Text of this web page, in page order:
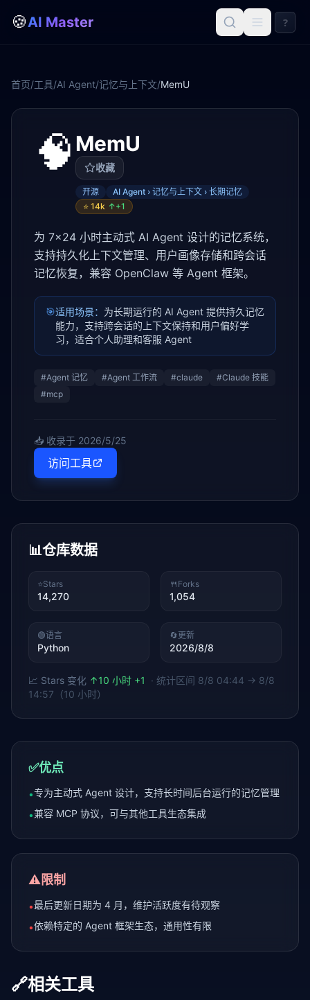
🍪AI Master ?
首页/工具/AI Agent/记忆与上下文/MemU
🧠 MemU
收藏
开源
AI Agent › 记忆与上下文 › 长期记忆
⭐ 14k ↑+1
为 7×24 小时主动式 AI Agent 设计的记忆系统，
支持持久化上下文管理、用户画像存储和跨会话
记忆恢复，兼容 OpenClaw 等 Agent 框架。
🎯适用场景： 为长期运行的 AI Agent 提供持久记忆
能力，支持跨会话的上下文保持和用户偏好学
习，适合个人助理和客服 Agent
#Agent 记忆 #Agent 工作流 #claude #Claude 技能
#mcp
📥 收录于 2026/5/25
访问工具
📊仓库数据
⭐Stars
14,270
🍴 Forks
1,054
🟢语言
Python
🔄更新
2026/8/8
📈 Stars 变化 ↑10 小时 +1 · 统计区间 8/8 04:44 → 8/8
14:57（10 小时）
✅优点
•专为主动式 Agent 设计，支持长时间后台运行的记忆管理
•兼容 MCP 协议，可与其他工具生态集成
⚠️限制
•最后更新日期为 4 月，维护活跃度有待观察
•依赖特定的 Agent 框架生态，通用性有限
🔗相关工具